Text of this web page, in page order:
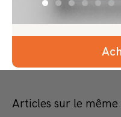
Articles sur le même